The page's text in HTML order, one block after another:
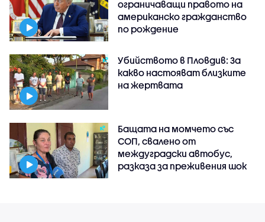
ограничаващи правото на
американско гражданство
по рождение
Убийството в Пловдив: За
какво настояват близките
на жертвата
Бащата на момчето със
СОП, свалено от
междуградски автобус,
разказа за преживения шок